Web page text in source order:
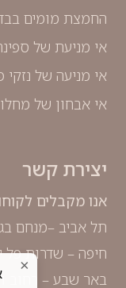
החמצת מומים
אי מניעת של
אי מניעה של נזקי
אי אבחון של
יצירת קשר
אנו מקבלים
תל אביב –מנחם בגין 144, מגדל
חיפה – שדרות פל
באר שבע – רחוב
×